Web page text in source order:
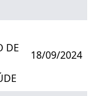
DE
18/09/2024